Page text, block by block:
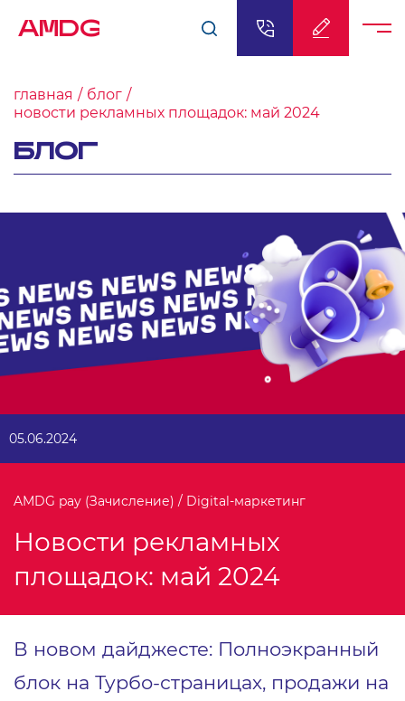
AMDG
главная
блог
новости рекламных площадок: май 2024
БЛОГ
05.06.2024
AMDG pay (Зачисление) / Digital-маркетинг
Новости рекламных
площадок: май 2024
В новом дайджесте: Полноэкранный
блок на Турбо-страницах, продажи на